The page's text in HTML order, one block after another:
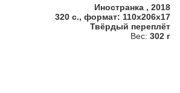
Иностранка , 2018
320 с., формат: 110x206x17
Твёрдый переплёт
Вес: 302 г